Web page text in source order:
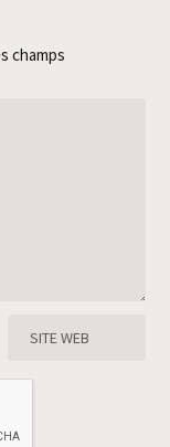
champs